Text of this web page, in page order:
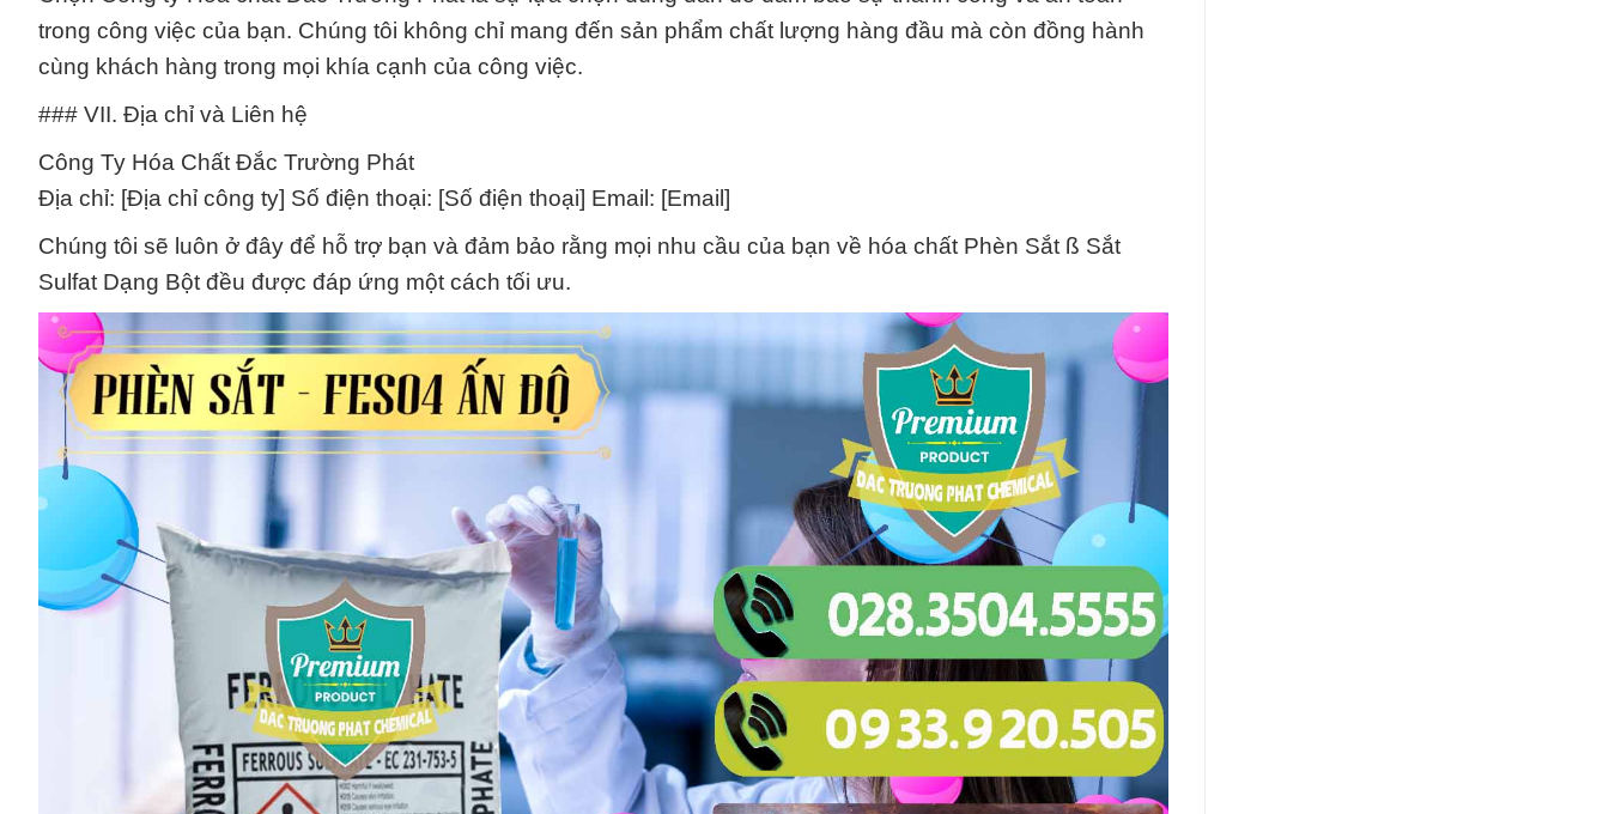
trong công việc của bạn. Chúng tôi không chỉ mang đến sản phẩm chất lượng hàng đầu mà còn đồng hành
cùng khách hàng trong mọi khía cạnh của công việc.
### VII. Địa chỉ và Liên hệ
Công Ty Hóa Chất Đắc Trường Phát
Địa chỉ: [Địa chỉ công ty] Số điện thoại: [Số điện thoại] Email: [Email]
Chúng tôi sẽ luôn ở đây để hỗ trợ bạn và đảm bảo rằng mọi nhu cầu của bạn về hóa chất Phèn Sắt ß Sắt
Sulfat Dạng Bột đều được đáp ứng một cách tối ưu.